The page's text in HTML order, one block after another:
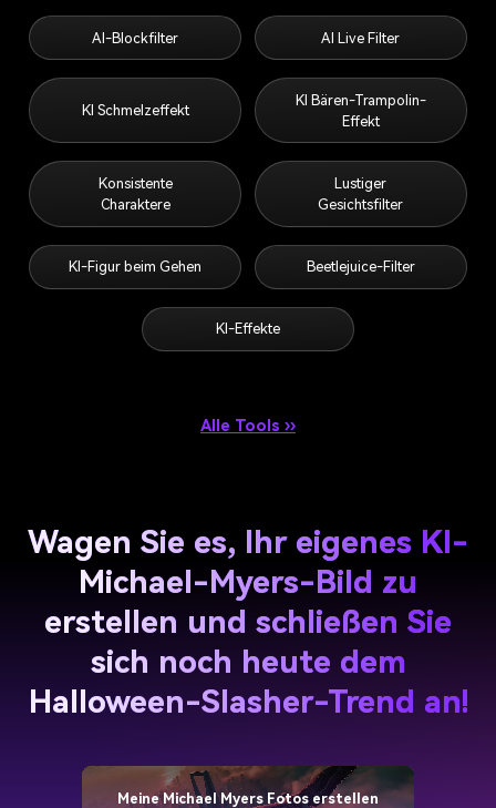
AI-Blockfilter AI Live Filter
KI Schmelzeffekt
KI Bären-Trampolin-
Effekt
Konsistente
Charaktere
Lustiger
Gesichtsfilter
KI-Figur beim Gehen Beetlejuice-Filter
KI-Effekte
Alle Tools ››
Wagen Sie es, Ihr eigenes KI-
Michael-Myers-Bild zu
erstellen und schließen Sie
sich noch heute dem
Halloween-Slasher-Trend an!
Meine Michael Myers Fotos erstellen